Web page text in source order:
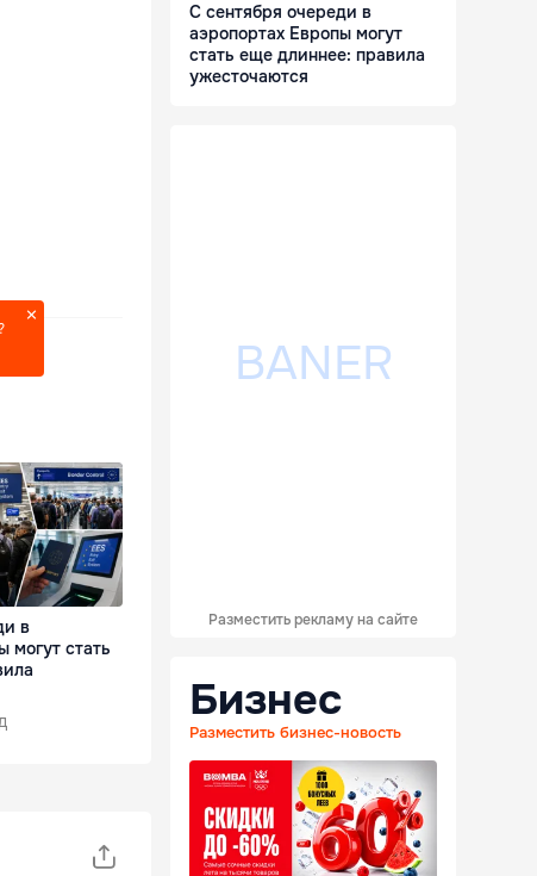
в
могут стать
С сентября очереди в
аэропортах Европы могут
стать еще длиннее: правила
ужесточаются
Разместить рекламу на сайте
Бизнес
Разместить бизнес-новость